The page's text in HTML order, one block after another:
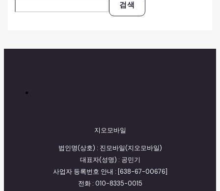
검색
지오모바일
법인명(상호) : 진모바일(지오모바일)
대표자(성명) : 공민기
사업자 등록번호 안내 : [638-67-00676]
전화 : 010-8335-0015